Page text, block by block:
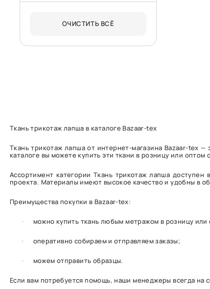
ОЧИСТИТЬ ВСЁ
Ткань трикотаж лапша в каталоге Bazaar-tex
Ткань трикотаж лапша от интернет-магазина Bazaar-tex
каталоге вы можете купить эти ткани в розницу или оптом
Ассортимент категории Ткань трикотаж лапша
проекта. Материалы имеют высокое качество и удобны в
Преимущества покупки в Bazaar-tex:
· можно купить ткань любым метражом в розницу
· оперативно собираем и отправляем заказы;
· можем отправить образцы.
Если вам потребуется помощь, наши менеджеры всегда на